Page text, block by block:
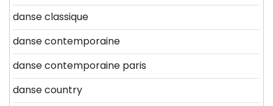
danse classique
danse contemporaine
danse contemporaine paris
danse country